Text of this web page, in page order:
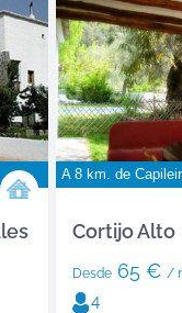
A 8 km. de
Cortijo Alto
Desde65 € /
4